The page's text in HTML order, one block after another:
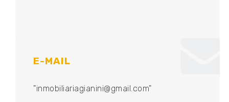
E-MAIL
"inmobiliariagianini@gmail.com"